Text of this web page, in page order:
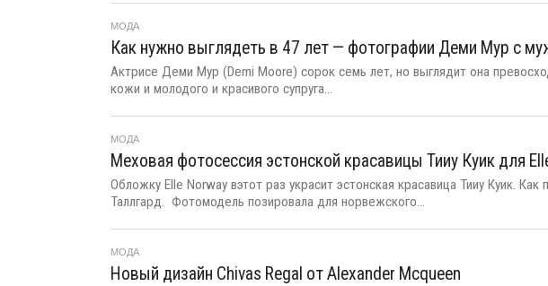
МОДА
Как нужно выглядеть в 47 лет — фотографии Деми Мур с
Актрисе Деми Мур (Demi Moore) сорок семь лет, но выглядит она
кожи и молодого и красивого супруга...
МОДА
Меховая фотосессия эстонской красавицы Тииу Куик для
Обложку Elle Norway вэтот раз украсит эстонская красавица Тииу Куик.
Таллгард. Фотомодель позировала для норвежского...
МОДА
Новый дизайн Chivas Regal от Alexander Mcqueen